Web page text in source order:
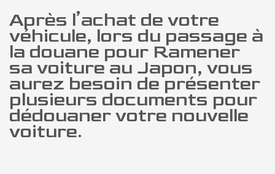
Après l’achat de votre
véhicule, lors du passage à
la douane pour Ramener
sa voiture au Japon, vous
aurez besoin de présenter
plusieurs documents pour
dédouaner votre nouvelle
voiture.